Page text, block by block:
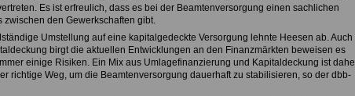
Es ist erfreulich, dass es bei der Beamtenversorgung einen sachlichen
zwischen den Gewerkschaften gibt.
Umstellung auf eine kapitalgedeckte Versorgung lehnte Heesen ab. Auch
birgt die aktuellen Entwicklungen an den Finanzmärkten beweisen es
einige Risiken. Ein Mix aus Umlagefinanzierung und Kapitaldeckung ist
richtige Weg, um die Beamtenversorgung dauerhaft zu stabilisieren, so der dbb-